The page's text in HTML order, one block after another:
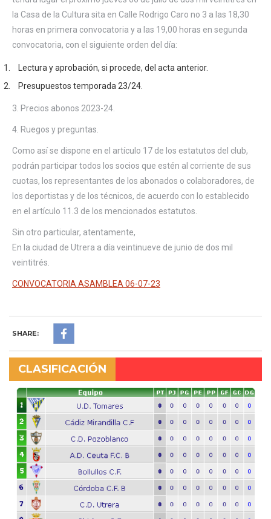
la Casa de la Cultura sita en Calle Rodrigo Caro no 3 a las 18,30
horas en primera convocatoria y a las 19,00 horas en segunda
convocatoria, con el siguiente orden del día:
Lectura y aprobación, si procede, del acta anterior.
Presupuestos temporada 23/24.
3. Precios abonos 2023-24.
4. Ruegos y preguntas.
Como así se dispone en el artículo 17 de los estatutos del club,
podrán participar todos los socios que estén al corriente de sus
cuotas, los representantes de los abonados o colaboradores, de
los deportistas y de los técnicos, de acuerdo con lo establecido
en el artículo 11.3 de los mencionados estatutos.
Sin otro particular, atentamente,
En la ciudad de Utrera a día veintinueve de junio de dos mil
veintitrés.
CONVOCATORIA ASAMBLEA 06-07-23
SHARE:
CLASIFICACIÓN